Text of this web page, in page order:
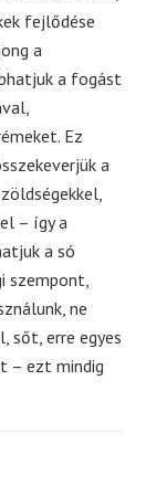
fejlődése
a
a fogást
Ez
a
– így a
a só
szempont,
ne
sőt, erre egyes
– ezt mindig